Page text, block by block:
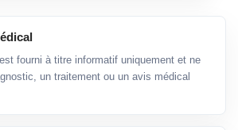
fourni à titre informatif uniquement et ne
un traitement ou un avis médical